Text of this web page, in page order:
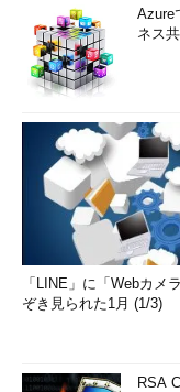
Azure
ネス
「LINE」に「Webカメ
ぞき見られた1月 (1/3)
RSA